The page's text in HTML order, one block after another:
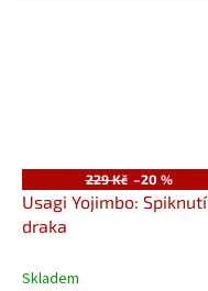
229 Kč –20 %
Usagi Yojimbo: Spiknutí
draka
Skladem